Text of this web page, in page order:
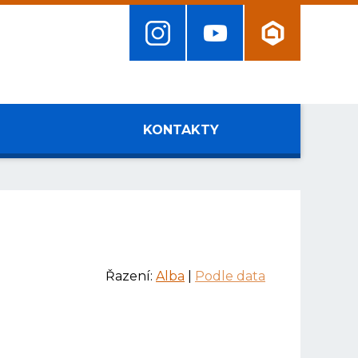
KONTAKTY
Řazení: Alba Podle data